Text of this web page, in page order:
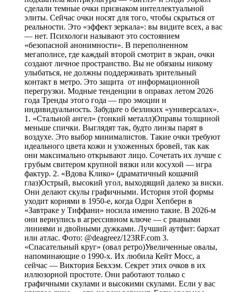
сделали темные очки признаком интеллектуальной
элиты. Сейчас очки носят для того, чтобы скрыться от
реальности. Это «эффект зеркала»: вы видите всех, а вас
— нет. Психологи называют это состоянием
«безопасной анонимности». В переполненном
мегаполисе, где каждый второй смотрит в экран, очки
создают личное пространство. Вы не обязаны никому
улыбаться, не должны поддерживать зрительный
контакт в метро. Это защита от информационной
перегрузки. Модные тенденции в оправах летом 2026
года Тренды этого года — про эмоции и
индивидуальность. Забудьте о безликих «универсалах».
1. «Стальной ангел» (тонкий металл)Оправы толщиной
меньше спички. Выглядят так, будто линзы парят в
воздухе. Это выбор минималистов. Такие очки требуют
идеального цвета кожи и ухоженных бровей, так как
они максимально открывают лицо. Сочетать их лучше с
грубым свитером крупной вязки или косухой — игра
фактур. 2. «Вдова Клико» (драматичный кошачий
глаз)Острый, высокий угол, выходящий далеко за виски.
Они делают скулы графичными. История этой формы
уходит корнями в 1950-е, когда Одри Хепберн в
«Завтраке у Тиффани» носила именно такие. В 2026-м
они вернулись в агрессивном ключе — с рваными
линиями и двойными дужками. Лучший аутфит: бархат
или атлас. Фото: @deagreez/123RF.com 3.
«Спасательный круг» (овал ретро)Увеличенные овалы,
напоминающие о 1990-х. Их любила Кейт Мосс, а
сейчас — Виктория Бекхэм. Секрет этих очков в их
иллюзорной простоте. Они работают только с
графичными скулами и высокими скулами. Если у вас